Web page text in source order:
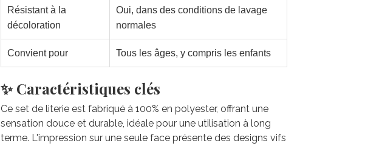
Résistant à la
décoloration
Oui, dans des conditions de lavage
normales
Convient pour Tous les âges, y compris les enfants
✨ Caractéristiques clés
Ce set de literie est fabriqué à 100% en polyester, offrant une
sensation douce et durable, idéale pour une utilisation à long
terme. L'impression sur une seule face présente des designs vifs